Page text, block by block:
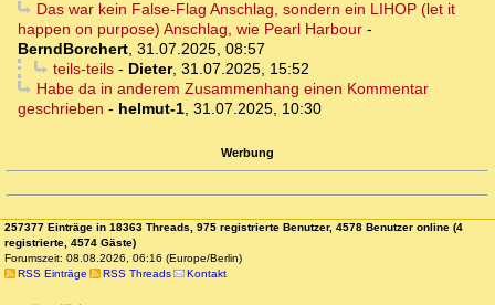
Das war kein False-Flag Anschlag, sondern ein LIHOP (let it
happen on purpose) Anschlag, wie Pearl Harbour -
BerndBorchert, 31.07.2025, 08:57
teils-teils- Dieter, 31.07.2025, 15:52
Habe da in anderem Zusammenhang einen Kommentar
geschrieben - helmut-1, 31.07.2025, 10:30
Werbung
257377 Einträge in 18363 Threads, 975 registrierte Benutzer, 4578 Benutzer online (4
registrierte, 4574 Gäste)
Forumszeit: 08.08.2026, 06:16 (Europe/Berlin)
RSS Einträge
RSS Threads Kontakt